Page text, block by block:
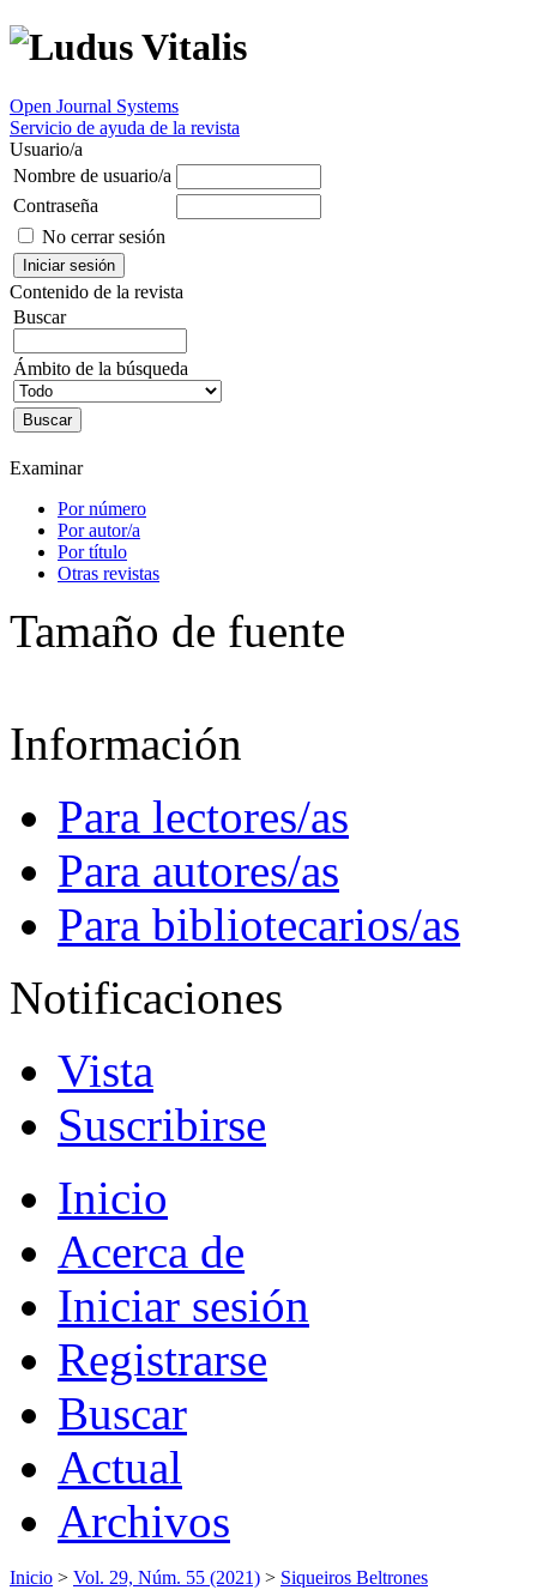
Open Journal Systems
Servicio de ayuda de la revista
Usuario/a
Nombre de usuario/a
Contraseña
No cerrar sesión
Contenido de la revista
Buscar
Ámbito de la búsqueda
Examinar
Por número
Por autor/a
Por título
Otras revistas
Tamaño de fuente
Información
Para lectores/as
Para autores/as
Para bibliotecarios/as
Notificaciones
Vista
Suscribirse
Inicio
Acerca de
Iniciar sesión
Registrarse
Buscar
Actual
Archivos
Inicio > Vol. 29, Núm. 55 (2021) > Siqueiros Beltrones